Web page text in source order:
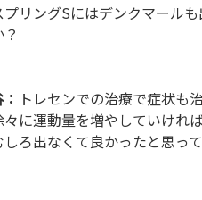
スプリングSにはデンクマー
トレセンでの治療で症状も
に運動量を増やしていけれ
ろ出なくて良かったと思っ